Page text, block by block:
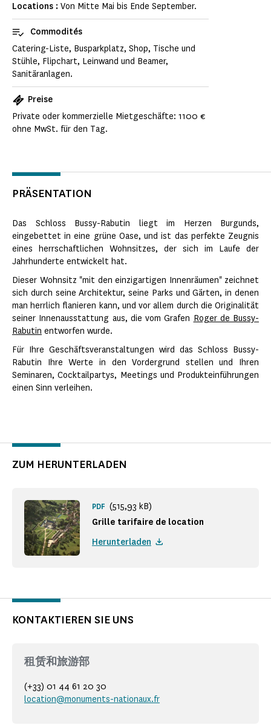
Locations : Von Mitte Mai bis Ende September.
Commodités
Catering-Liste, Busparkplatz, Shop, Tische und
Stühle, Flipchart, Leinwand und Beamer,
Sanitäranlagen.
Preise
Private oder kommerzielle Mietgeschäfte: 1100 €
ohne MwSt. für den Tag.
PRÄSENTATION
Das Schloss Bussy-Rabutin liegt im Herzen Burgunds,
eingebettet in eine grüne Oase, und ist das perfekte Zeugnis
eines herrschaftlichen Wohnsitzes, der sich im Laufe der
Jahrhunderte entwickelt hat.
Dieser Wohnsitz "mit den einzigartigen Innenräumen" zeichnet
sich durch seine Architektur, seine Parks und Gärten, in denen
man herrlich flanieren kann, und vor allem durch die Originalität
seiner Innenausstattung aus, die vom Grafen Roger de Bussy-
Rabutin entworfen wurde.
Für Ihre Geschäftsveranstaltungen wird das Schloss Bussy-
Rabutin Ihre Werte in den Vordergrund stellen und Ihren
Seminaren, Cocktailpartys, Meetings und Produkteinführungen
einen Sinn verleihen.
ZUM HERUNTERLADEN
Grille tarifaire de location
PDF (515,93 kB)
Herunterladen
KONTAKTIEREN SIE UNS
租赁和旅游部
(+33) 01 44 61 20 30
location@monuments-nationaux.fr